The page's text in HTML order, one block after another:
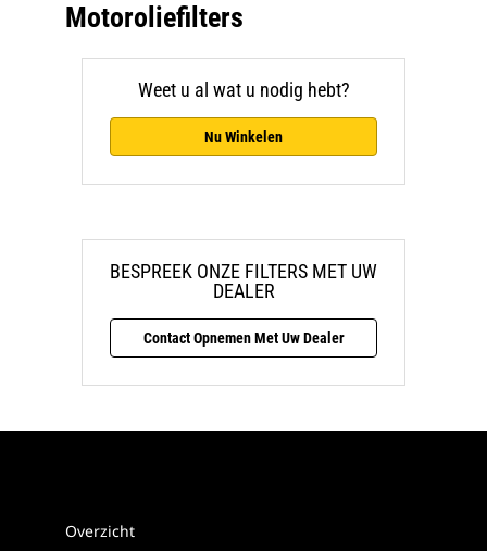
Motoroliefilters
Weet u al wat u nodig hebt?
Nu Winkelen
BESPREEK ONZE FILTERS MET UW
DEALER
Contact Opnemen Met Uw Dealer
Overzicht